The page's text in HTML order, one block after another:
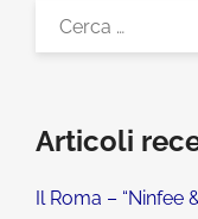
Articoli
Il Roma – “Ninfee